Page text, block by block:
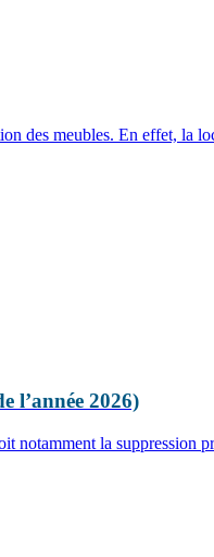
des meubles. En effet, la
l’année 2026)
notamment la suppression